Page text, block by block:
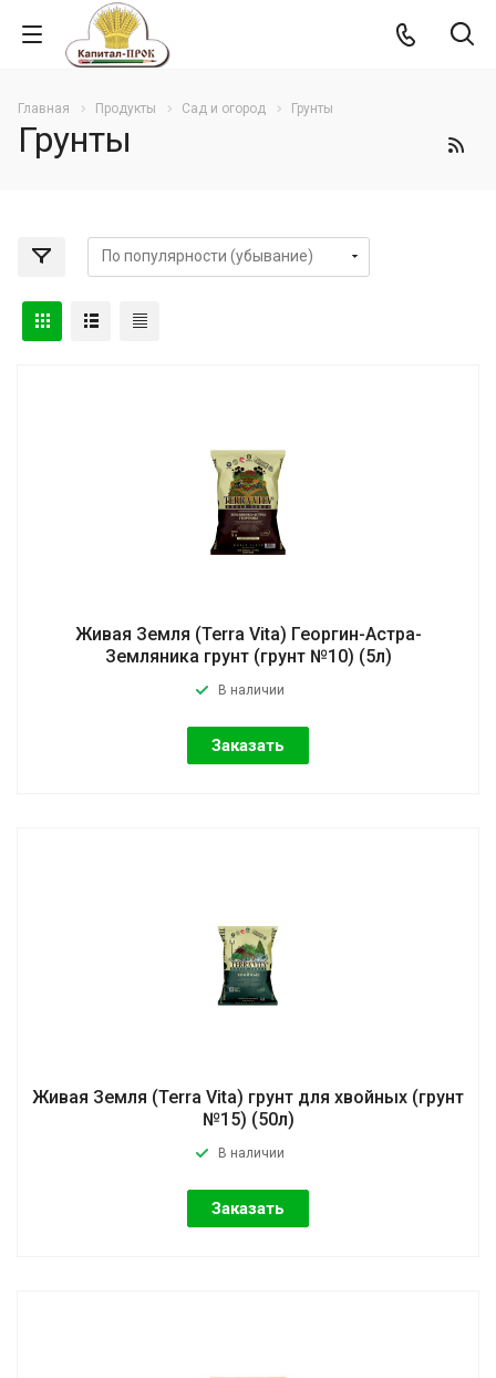
Главная Продукты Сад и огород Грунты
Грунты
Живая Земля (Terra Vita) Георгин-Астра-
Земляника грунт (грунт №10) (5л)
В наличии
Заказать
Живая Земля (Terra Vita) грунт для хвойных (грунт
№15) (50л)
В наличии
Заказать